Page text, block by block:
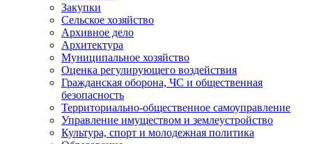
Закупки
Сельское хозяйство
Архивное дело
Архитектура
Муниципальное хозяйство
Оценка регулирующего воздействия
Гражданская оборона, ЧС и общественная
безопасность
Территориально-общественное самоуправление
Управление имуществом и землеустройство
Культура, спорт и молодежная политика